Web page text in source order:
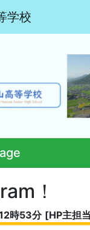
学校
！
時53分 [HP主担